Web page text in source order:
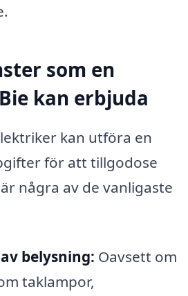
som en
kan erbjuda
kan utföra en
för att tillgodose
några av de vanligaste
belysning: Oavsett om
taklampor,